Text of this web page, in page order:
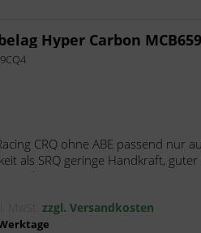
Hyper Carbon
CRQ ohne ABE passend nur
als SRQ geringe Handkraft,
Belag -...
MwSt.zzgl. Versandkosten